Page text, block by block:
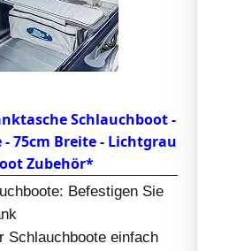
Schlauchboot -
75cm Breite - Lichtgrau
Zubehör*
Befestigen Sie
Schlauchboote einfach